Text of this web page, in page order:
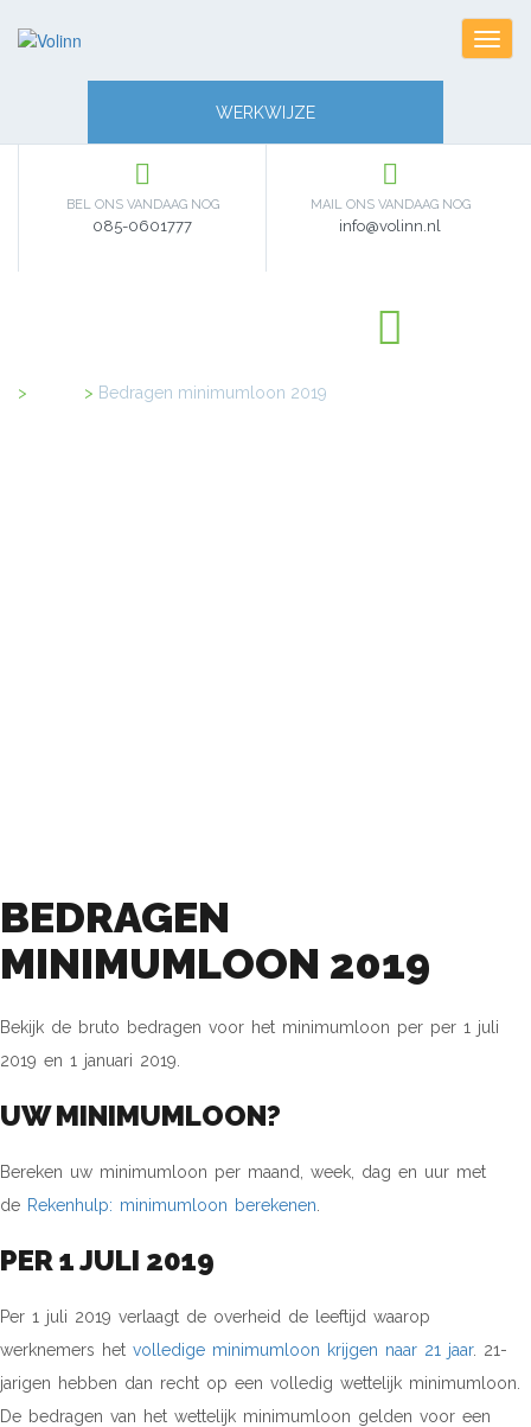
WERKWIJZE
MAIL ONS VANDAAG NOG
info@volinn.nl
BEL ONS VANDAAG NOG
085-0601777
> Bedragen minimumloon 2019
BEDRAGEN
MINIMUMLOON 2019
Bekijk de bruto bedragen voor het minimumloon per per 1 juli
2019 en 1 januari 2019.
UW MINIMUMLOON?
Bereken uw minimumloon per maand, week, dag en uur met
de Rekenhulp: minimumloon berekenen
PER 1 JULI 2019
Per 1 juli 2019 verlaagt de overheid de leeftijd waarop
werknemers het volledige minimumloon krijgen naar 21 jaar. 21-
jarigen hebben dan recht op een volledig wettelijk minimumloon.
De bedragen van het wettelijk minimumloon gelden voor een